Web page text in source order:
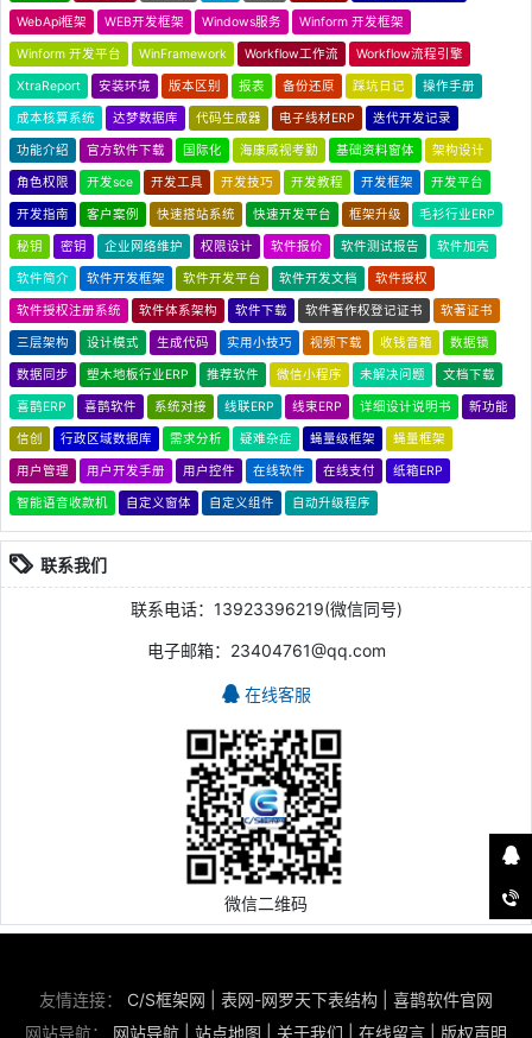
WebApi框架 WEB开发框架 Windows服务 Winform 开发框架
Winform 开发平台 WinFramework Workflow工作流 Workflow流程引擎
XtraReport 安装环境 版本区别 报表 备份还原 踩坑日记 操作手册
成本核算系统 达梦数据库 代码生成器 电子线材ERP 迭代开发记录
功能介绍 官方软件下载 国际化 海康威视考勤 基础资料窗体 架构设计
角色权限 开发sce 开发工具 开发技巧 开发教程 开发框架 开发平台
开发指南 客户案例 快速搭站系统 快速开发平台 框架升级 毛衫行业ERP
秘钥 密钥 企业网络维护 权限设计 软件报价 软件测试报告 软件加壳
软件简介 软件开发框架 软件开发平台 软件开发文档 软件授权
软件授权注册系统 软件体系架构 软件下载 软件著作权登记证书 软著证书
三层架构 设计模式 生成代码 实用小技巧 视频下载 收钱音箱 数据锁
数据同步 塑木地板行业ERP 推荐软件 微信小程序 未解决问题 文档下载
喜鹊ERP 喜鹊软件 系统对接 线联ERP 线束ERP 详细设计说明书 新功能
信创 行政区域数据库 需求分析 疑难杂症 蝇量级框架 蝇量框架
用户管理 用户开发手册 用户控件 在线软件 在线支付 纸箱ERP
智能语音收款机 自定义窗体 自定义组件 自动升级程序
联系我们
联系电话：13923396219(微信同号)
电子邮箱：23404761@qq.com
在线客服
微信二维码
友情连接： C/S框架网 表网-网罗天下表结构
喜鹊软件官网
网站导航： 网站导航 站点地图 关于我们 在线留言 版权声明